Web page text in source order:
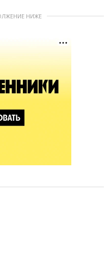
НИЖЕ